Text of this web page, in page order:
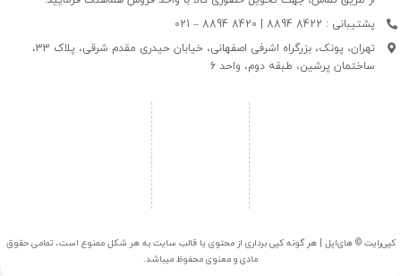
پشتیبانی : 8422 8894 | 8420 8894 – 021
تهران، پونک، بزرگراه اشرفی اصفهانی، خیابان حیدری مقدم شرقی، پلاک 33،
ساختمان پرشین، طبقه دوم، واحد 6
کپی‌رایت © های‌اپل | هر گونه کپی برداری از محتوی یا قالب سایت به هر شکل ممنوع است، تمامی حقوق
مادی و معنوی محفوظ میباشد.